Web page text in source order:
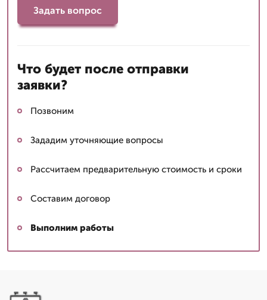
Задать вопрос
Что будет после отправки
заявки?
Позвоним
Зададим уточняющие вопросы
Рассчитаем предварительную стоимость и сроки
Составим договор
Выполним работы